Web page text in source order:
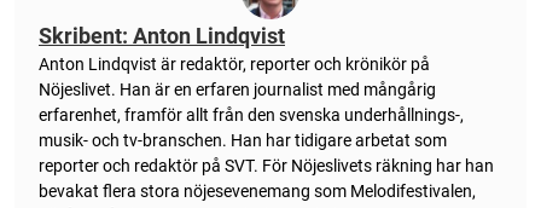
Skribent: Anton Lindqvist
Anton Lindqvist är redaktör, reporter och krönikör på
Nöjeslivet. Han är en erfaren journalist med mångårig
erfarenhet, framför allt från den svenska underhållnings-,
musik- och tv-branschen. Han har tidigare arbetat som
reporter och redaktör på SVT. För Nöjeslivets räkning har han
bevakat flera stora nöjesevenemang som Melodifestivalen,